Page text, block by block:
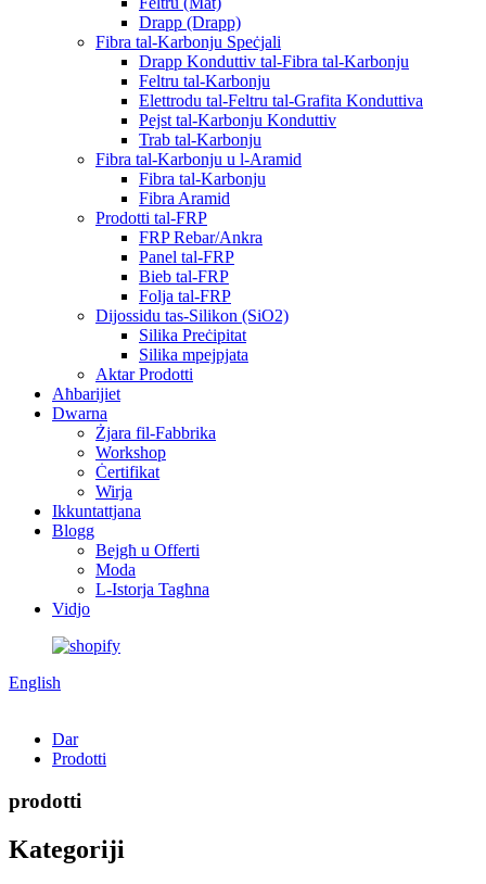
Drapp (Drapp)
Fibra tal-Karbonju Speċjali
Drapp Konduttiv tal-Fibra tal-Karbonju
Feltru tal-Karbonju
Elettrodu tal-Feltru tal-Grafita Konduttiva
Pejst tal-Karbonju Konduttiv
Trab tal-Karbonju
Fibra tal-Karbonju u l-Aramid
Fibra tal-Karbonju
Fibra Aramid
Prodotti tal-FRP
FRP Rebar/Ankra
Panel tal-FRP
Bieb tal-FRP
Folja tal-FRP
Dijossidu tas-Silikon (SiO2)
Silika Preċipitat
Silika mpejpjata
Aktar Prodotti
Aħbarijiet
Dwarna
Żjara fil-Fabbrika
Workshop
Ċertifikat
Wirja
Ikkuntattjana
Blogg
Bejgħ u Offerti
Moda
L-Istorja Tagħna
Vidjo
English
Dar
Prodotti
prodotti
Kategoriji